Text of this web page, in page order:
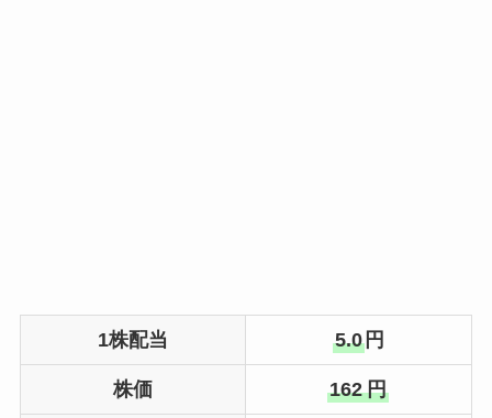
1株配当 5.0円
株価 162 円